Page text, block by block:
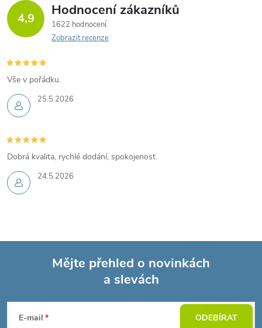
4,9 Hodnocení zákazníků
1622 hodnocení
Zobrazit recenze
25.5.2026
Vše v pořádku.
24.5.2026
Dobrá kvalita, rychlé dodání, spokojenost.
Mějte přehled o novinkách
a slevách
E-mail ODEBÍRAT